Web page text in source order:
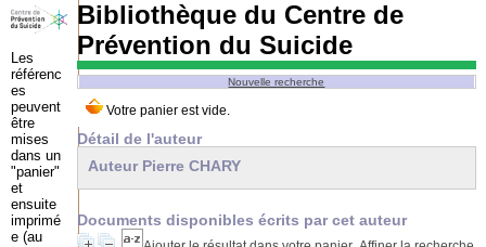
Bibliothèque du Centre de
Prévention du Suicide
Nouvelle recherche
Détail de l'auteur
Auteur Pierre CHARY
Documents disponibles écrits par cet auteur
Les
référenc
es
peuvent
être
mises
dans un
"panier"
et
ensuite
imprimé
e (au